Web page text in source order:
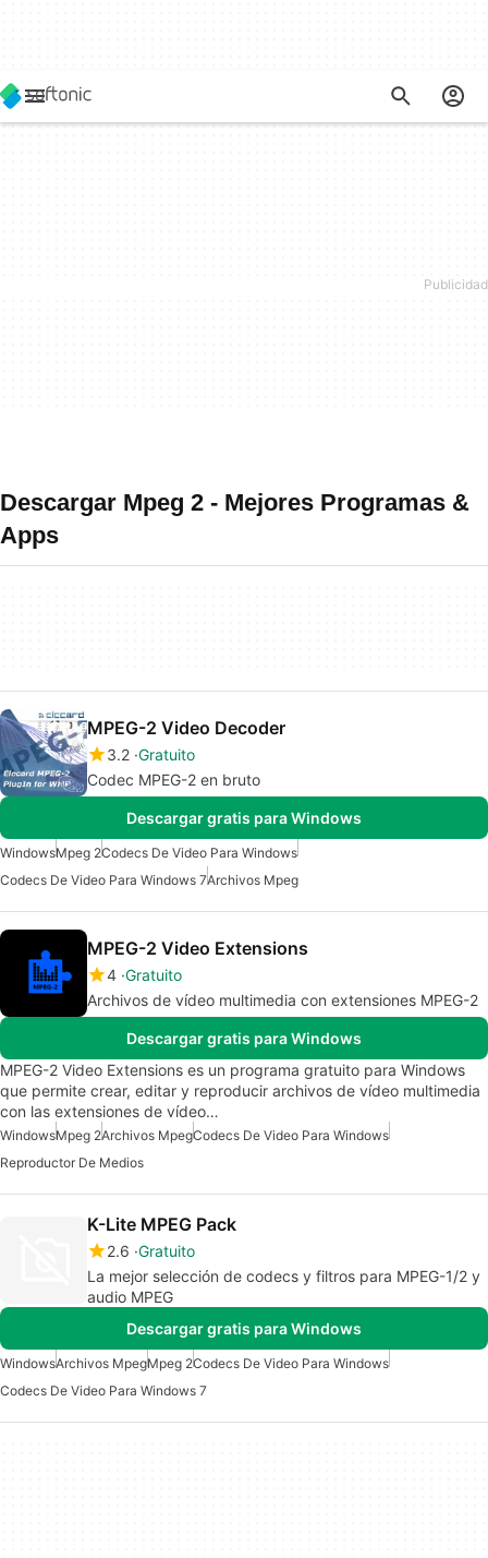
Descargar Mpeg 2 - Mejores Programas &
Apps
MPEG-2 Video Decoder
3.2 Gratuito
Codec MPEG-2 en bruto
Descargar gratis para Windows
WindowsMpeg 2Codecs De Video Para Windows
Codecs De Video Para Windows 7Archivos Mpeg
MPEG-2 Video Extensions
4 Gratuito
Archivos de vídeo multimedia con extensiones MPEG-2
Descargar gratis para Windows
MPEG-2 Video Extensions es un programa gratuito para Windows
que permite crear, editar y reproducir archivos de vídeo multimedia
con las extensiones de vídeo…
WindowsMpeg 2Archivos MpegCodecs De Video Para Windows
Reproductor De Medios
K-Lite MPEG Pack
2.6 Gratuito
La mejor selección de codecs y filtros para MPEG-1/2 y
audio MPEG
Descargar gratis para Windows
WindowsArchivos MpegMpeg 2Codecs De Video Para Windows
Codecs De Video Para Windows 7